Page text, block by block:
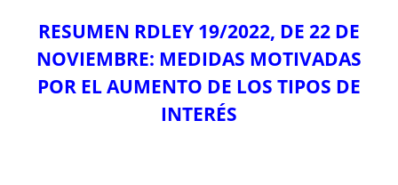
RESUMEN RDLEY 19/2022, DE 22 DE
NOVIEMBRE: MEDIDAS MOTIVADAS
POR EL AUMENTO DE LOS TIPOS DE
INTERÉS